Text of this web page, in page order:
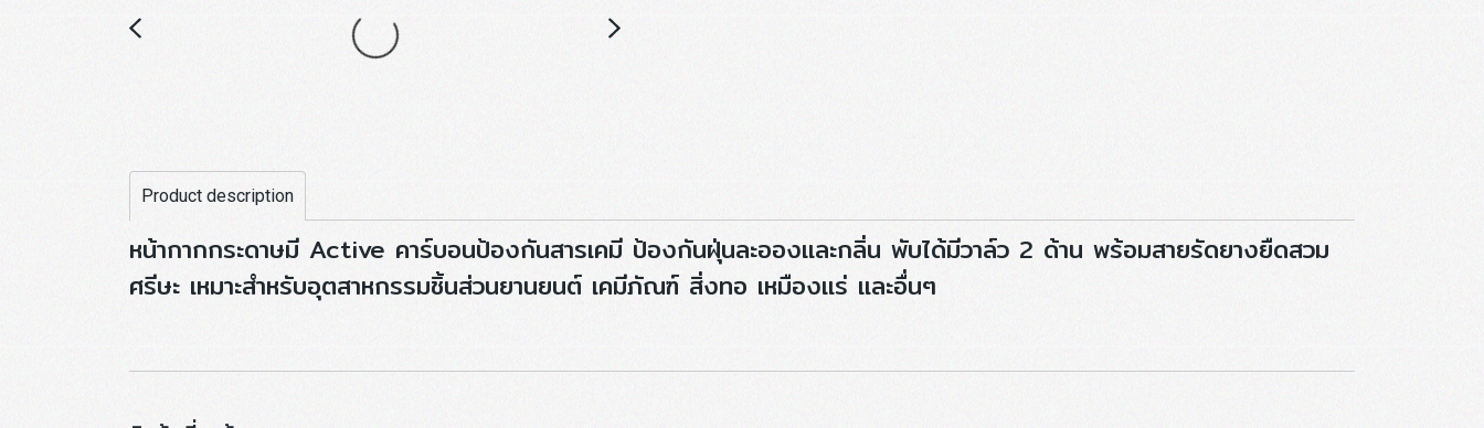
Product description
หน้ากากกระดาษมี Active คาร์บอนป้องกันสารเคมี ป้องกันฝุ่นละอองและกลิ่น พับได้มีวาล์ว 2 ด้าน พร้อมสายรัดยางยืดสวม
ศรีษะ เหมาะสำหรับอุตสาหกรรมชิ้นส่วนยานยนต์ เคมีภัณฑ์ สิ่งทอ เหมืองแร่ และอื่นๆ